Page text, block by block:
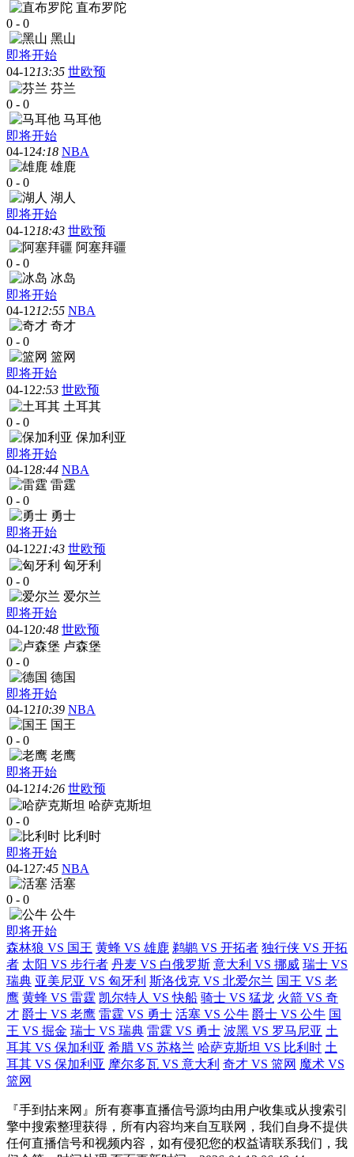
直布罗陀
0 - 0
黑山
即将开始
04-1213:35 世欧预
芬兰
0 - 0
马耳他
即将开始
04-124:18 NBA
雄鹿
0 - 0
湖人
即将开始
04-1218:43 世欧预
阿塞拜疆
0 - 0
冰岛
即将开始
04-1212:55 NBA
奇才
0 - 0
篮网
即将开始
04-122:53 世欧预
土耳其
0 - 0
保加利亚
即将开始
04-128:44 NBA
雷霆
0 - 0
勇士
即将开始
04-1221:43 世欧预
匈牙利
0 - 0
爱尔兰
即将开始
04-120:48 世欧预
卢森堡
0 - 0
德国
即将开始
04-1210:39 NBA
国王
0 - 0
老鹰
即将开始
04-1214:26 世欧预
哈萨克斯坦
0 - 0
比利时
即将开始
04-127:45 NBA
活塞
0 - 0
公牛
即将开始
森林狼 VS 国王 黄蜂 VS 雄鹿 鹈鹕 VS 开拓者 独行侠 VS 开拓
者 太阳 VS 步行者 丹麦 VS 白俄罗斯 意大利 VS 挪威 瑞士 VS
瑞典 亚美尼亚 VS 匈牙利 斯洛伐克 VS 北爱尔兰 国王 VS 老
鹰 黄蜂 VS 雷霆 凯尔特人 VS 快船 骑士 VS 猛龙 火箭 VS 奇
才 爵士 VS 老鹰 雷霆 VS 勇士 活塞 VS 公牛 爵士 VS 公牛 国
王 VS 掘金 瑞士 VS 瑞典 雷霆 VS 勇士 波黑 VS 罗马尼亚 土
耳其 VS 保加利亚 希腊 VS 苏格兰 哈萨克斯坦 VS 比利时 土
耳其 VS 保加利亚 摩尔多瓦 VS 意大利 奇才 VS 篮网 魔术 VS
篮网
『手到拈来网』所有赛事直播信号源均由用户收集或从搜索引
擎中搜索整理获得，所有内容均来自互联网，我们自身不提供
任何直播信号和视频内容，如有侵犯您的权益请联系我们，我